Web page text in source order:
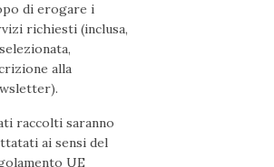
di erogare i
richiesti (inclusa,
alla
raccolti saranno
ai sensi del
UE